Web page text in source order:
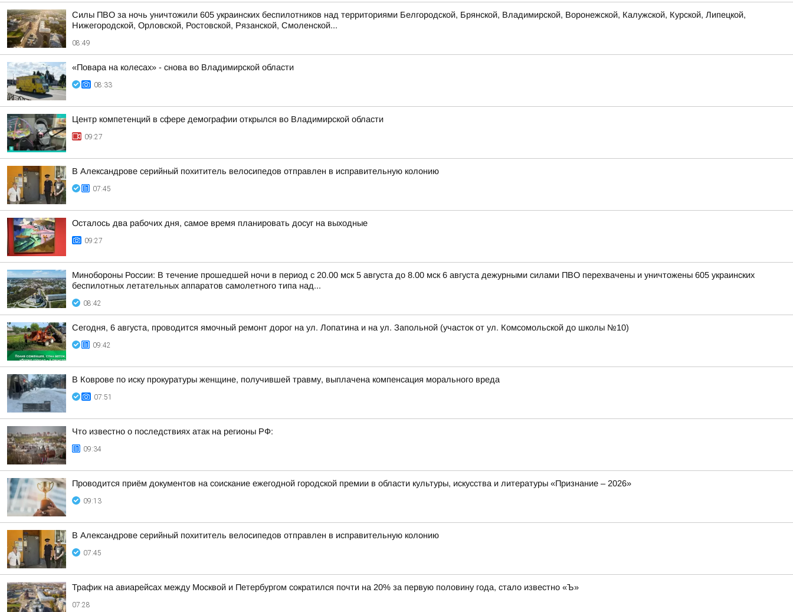
Силы ПВО за ночь уничтожили 605 украинских беспилотников над территориями Белгородской, Брянской, Владимирской, Воронежской, Калужской, Курской, Липецкой,
Нижегородской, Орловской, Ростовской, Рязанской, Смоленской...
08:49
«Повара на колесах» - снова во Владимирской области
08:33
Центр компетенций в сфере демографии открылся во Владимирской области
09:27
В Александрове серийный похититель велосипедов отправлен в исправительную колонию
07:45
Осталось два рабочих дня, самое время планировать досуг на выходные
09:27
Минобороны России: В течение прошедшей ночи в период с 20.00 мск 5 августа до 8.00 мск 6 августа дежурными силами ПВО перехвачены и уничтожены 605 украинских
беспилотных летательных аппаратов самолетного типа над...
08:42
Сегодня, 6 августа, проводится ямочный ремонт дорог на ул. Лопатина и на ул. Запольной (участок от ул. Комсомольской до школы №10)
09:42
В Коврове по иску прокуратуры женщине, получившей травму, выплачена компенсация морального вреда
07:51
Что известно о последствиях атак на регионы РФ:
09:34
Проводится приём документов на соискание ежегодной городской премии в области культуры, искусства и литературы «Признание – 2026»
09:13
В Александрове серийный похититель велосипедов отправлен в исправительную колонию
07:45
Трафик на авиарейсах между Москвой и Петербургом сократился почти на 20% за первую половину года, стало известно «Ъ»
07:28